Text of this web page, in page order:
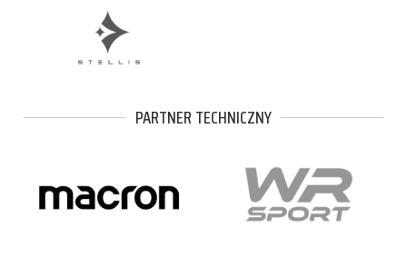
PARTNER TECHNICZNY